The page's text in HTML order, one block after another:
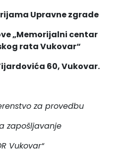
Upravne zgrade
„Memorijalni centar
rata Vukovar“
60, Vukovar.
za provedbu